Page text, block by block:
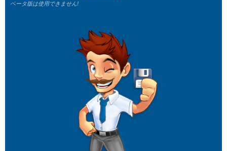
ベータ版は使用できません!